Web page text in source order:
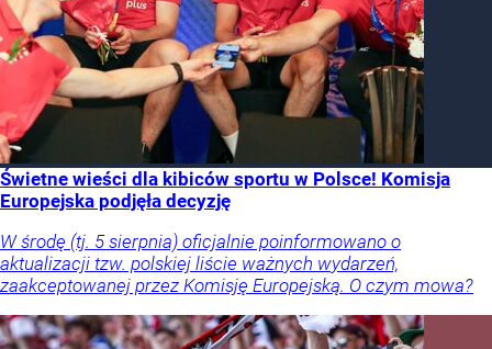
Świetne wieści dla kibiców sportu w Polsce! Komisja
Europejska podjęła decyzję
W środę (tj. 5 sierpnia) oficjalnie poinformowano o
aktualizacji tzw. polskiej liście ważnych wydarzeń,
zaakceptowanej przez Komisję Europejską. O czym mowa?